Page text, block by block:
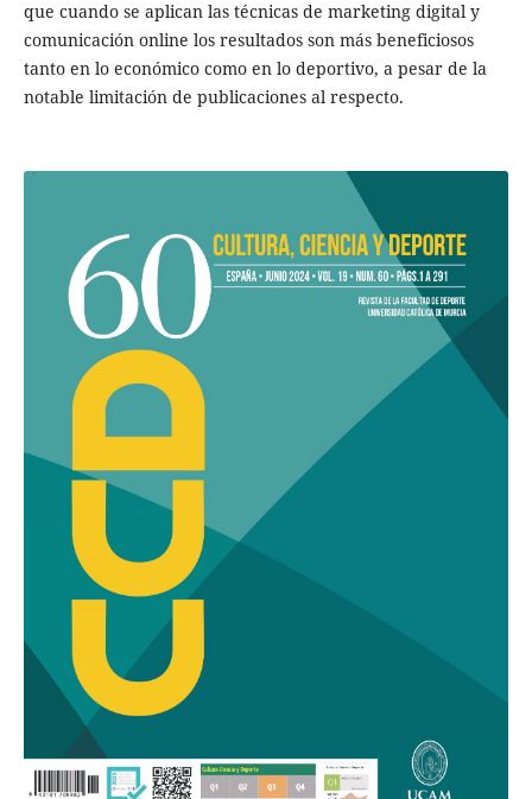
que cuando se aplican las técnicas de marketing digital y
comunicación online los resultados son más beneficiosos
tanto en lo económico como en lo deportivo, a pesar de la
notable limitación de publicaciones al respecto.